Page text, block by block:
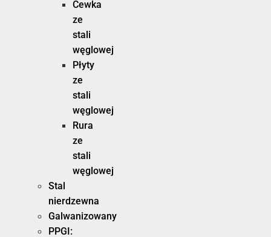
Cewka
ze
stali
węglowej
Płyty
ze
stali
węglowej
Rura
ze
stali
węglowej
Stal
nierdzewna
Galwanizowany
PPGI: